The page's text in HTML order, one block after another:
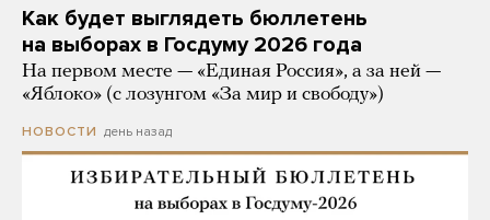
Как будет выглядеть бюллетень
на выборах в Госдуму 2026 года
На первом месте — «Единая Россия», а за ней —
«Яблоко» (с лозунгом «За мир и свободу»)
НОВОСТИ день назад